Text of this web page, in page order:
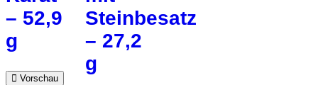
– 52,9
g
Vorschau
Steinbesatz
– 27,2
g